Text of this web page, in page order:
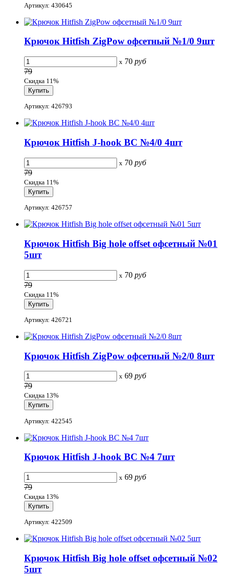
Артикул: 430645
Крючок Hitfish ZigPow офсетный №1/0 9шт
x 70 руб
79
Скидка 11%
Артикул: 426793
Крючок Hitfish J-hook BC №4/0 4шт
x 70 руб
79
Скидка 11%
Артикул: 426757
Крючок Hitfish Big hole offset офсетный №01
5шт
x 70 руб
79
Скидка 11%
Артикул: 426721
Крючок Hitfish ZigPow офсетный №2/0 8шт
x 69 руб
79
Скидка 13%
Артикул: 422545
Крючок Hitfish J-hook BC №4 7шт
x 69 руб
79
Скидка 13%
Артикул: 422509
Крючок Hitfish Big hole offset офсетный №02
5шт